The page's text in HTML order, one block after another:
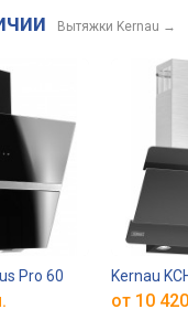
Вытяжки Kernau →
Pro 60 Kernau
от 10